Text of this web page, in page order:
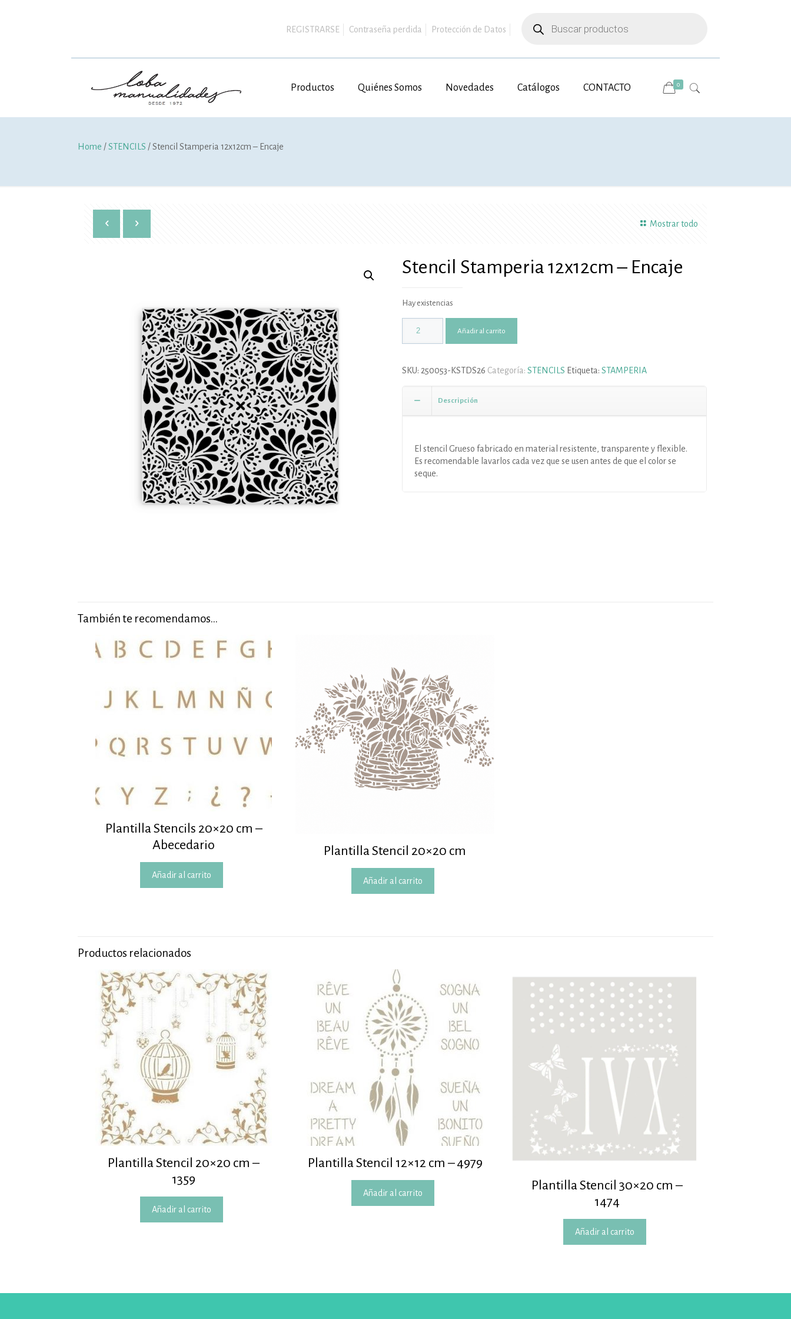
REGISTRARSE Contraseña perdida Protección de Datos
productos
Productos Quiénes Somos Novedades Catálogos CONTACTO 0
Home /STENCILS / Stencil Stamperia 12x12cm – Encaje
Mostrar todo
Stencil Stamperia 12x12cm – Encaje
Hay existencias
Añadir al carrito
SKU: 250053-KSTDS26 Categoría: STENCILS Etiqueta: STAMPERIA
Descripción
El stencil Grueso fabricado en material resistente, transparente y flexible.
Es recomendable lavarlos cada vez que se usen antes de que el color se
seque.
También te recomendamos…
Plantilla Stencils 20×20 cm –
Abecedario
Añadir al carrito
Plantilla Stencil 20×20 cm
Añadir al carrito
Productos relacionados
Plantilla Stencil 20×20 cm –
1359
Añadir al carrito
Plantilla Stencil 12×12 cm – 4979
Añadir al carrito
Plantilla Stencil 30×20 cm –
1474
Añadir al carrito